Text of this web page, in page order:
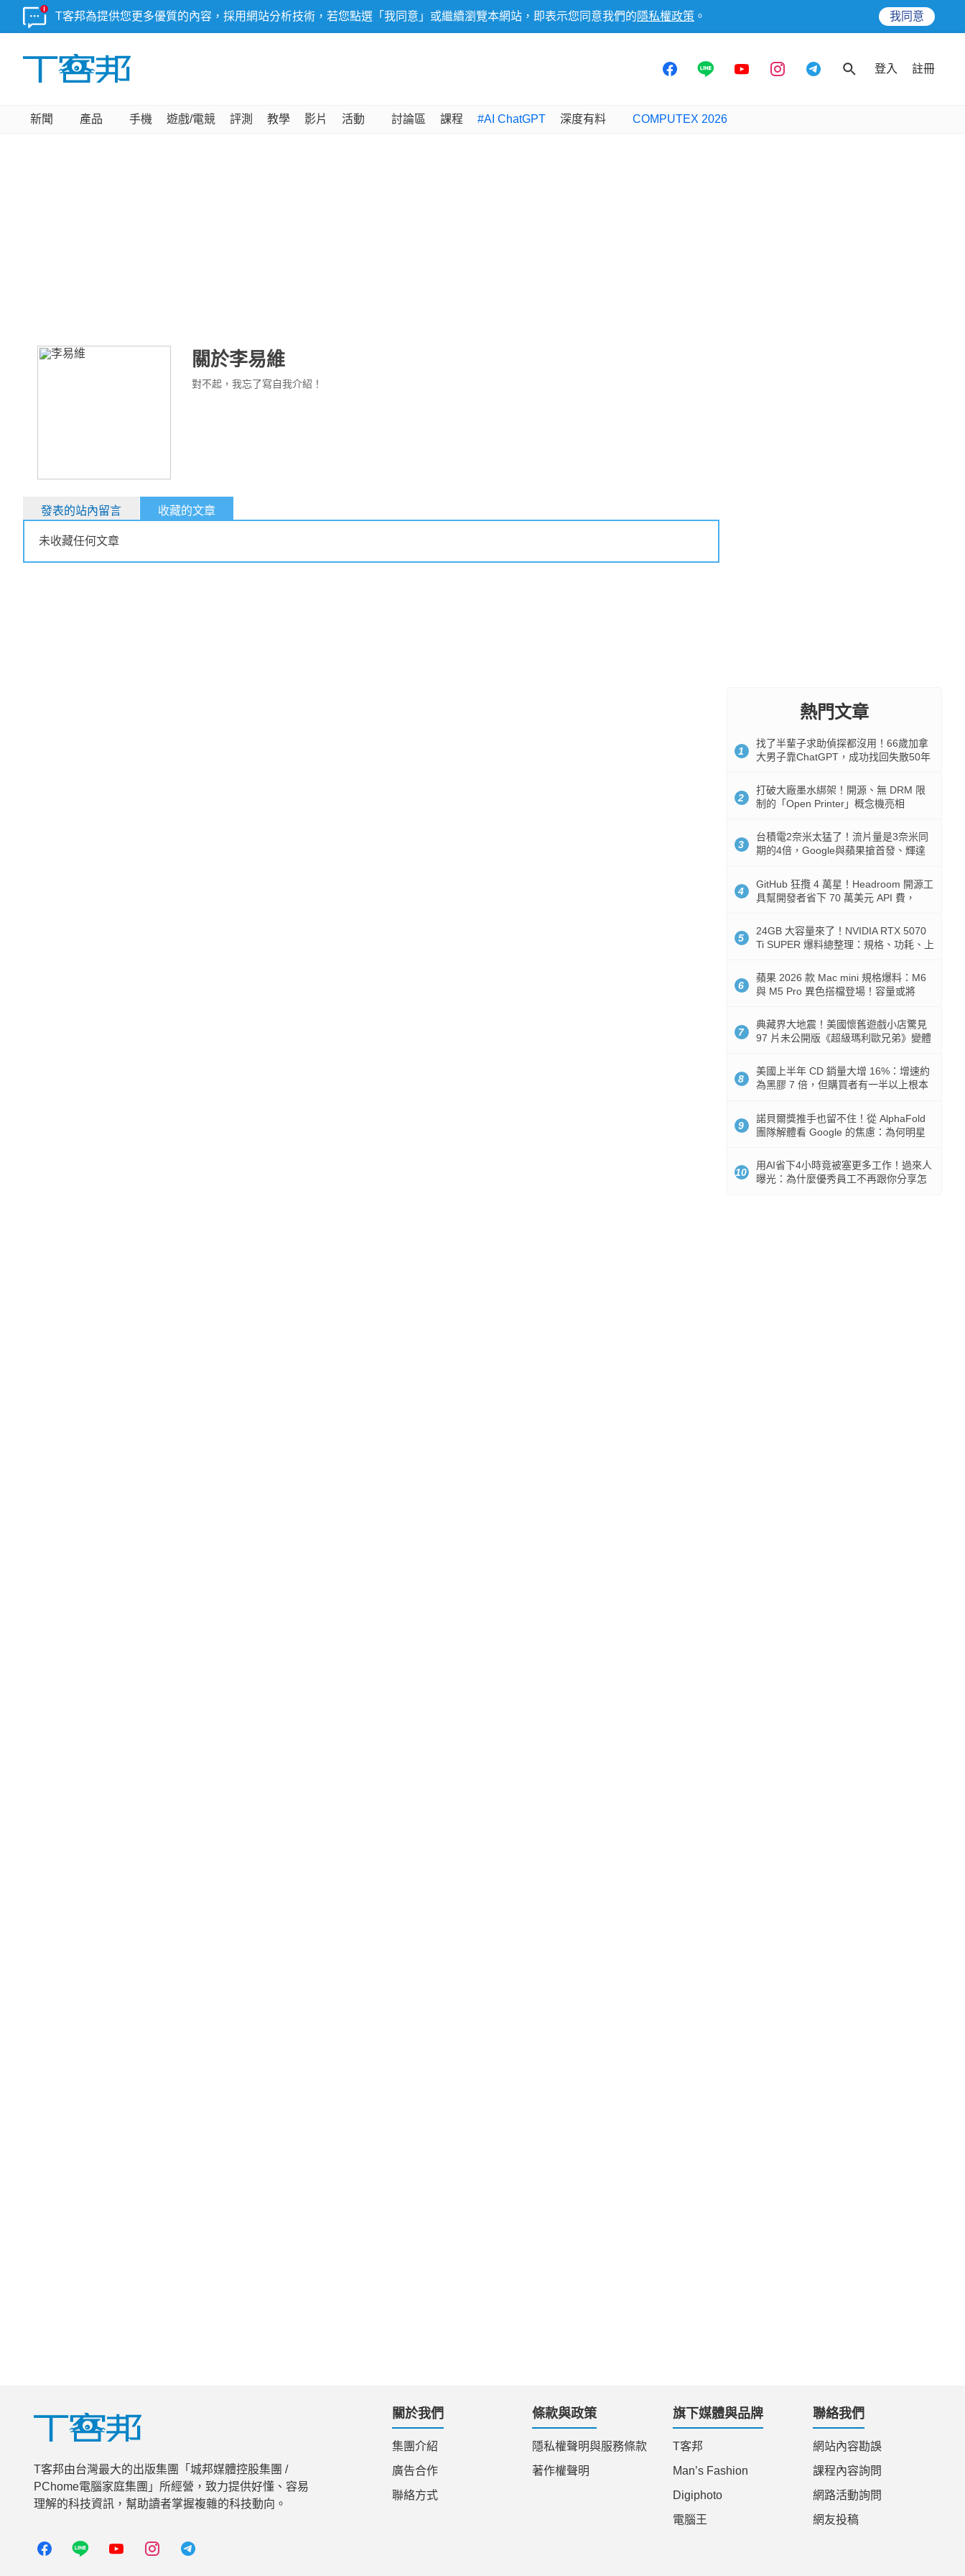
T客邦為提供您更多優質的內容，採用網站分析技術，若您點選「我同意」或繼續瀏覽本網站，即表示您同意我們的 隱私權政策 。 我同意
登入 註冊
新聞 產品 手機 遊戲/電競 評測 教學 影片 活動 討論區 課程 #AI ChatGPT 深度有料 COMPUTEX 2026
關於李易維
對不起，我忘了寫自我介紹！
發表的站內留言 收藏的文章
未收藏任何文章
熱門文章
1
找了半輩子求助偵探都沒用！66歲加拿
大男子靠ChatGPT，成功找回失散50年
2
打破大廠墨水綁架！開源、無 DRM 限
制的「Open Printer」概念機亮相
3
台積電2奈米太猛了！流片量是3奈米同
期的4倍，Google與蘋果搶首發、輝達
4
GitHub 狂攬 4 萬星！Headroom 開源工
具幫開發者省下 70 萬美元 API 費，
5
24GB 大容量來了！NVIDIA RTX 5070
Ti SUPER 爆料總整理：規格、功耗、上
6
蘋果 2026 款 Mac mini 規格爆料：M6
與 M5 Pro 異色搭檔登場！容量或將
7
典藏界大地震！美國懷舊遊戲小店驚見
97 片未公開版《超級瑪利歐兄弟》變體
8
美國上半年 CD 銷量大增 16%：增速約
為黑膠 7 倍，但購買者有一半以上根本
9
諾貝爾獎推手也留不住！從 AlphaFold
團隊解體看 Google 的焦慮：為何明星
10
用AI省下4小時竟被塞更多工作！過來人
曝光：為什麼優秀員工不再跟你分享怎
T客邦由台灣最大的出版集團「城邦媒體控股集團 /
PChome電腦家庭集團」所經營，致力提供好懂、容易
理解的科技資訊，幫助讀者掌握複雜的科技動向。
關於我們
集團介紹
廣告合作
聯絡方式
條款與政策
隱私權聲明與服務條款
著作權聲明
旗下媒體與品牌
T客邦
Man’s Fashion
Digiphoto
電腦王
聯絡我們
網站內容勘誤
課程內容詢問
網路活動詢問
網友投稿